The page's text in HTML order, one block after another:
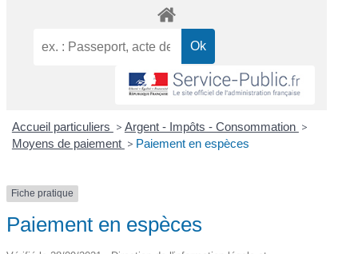
Accueil particuliers > Argent - Impôts - Consommation >
Moyens de paiement > Paiement en espèces
Fiche pratique
Paiement en espèces